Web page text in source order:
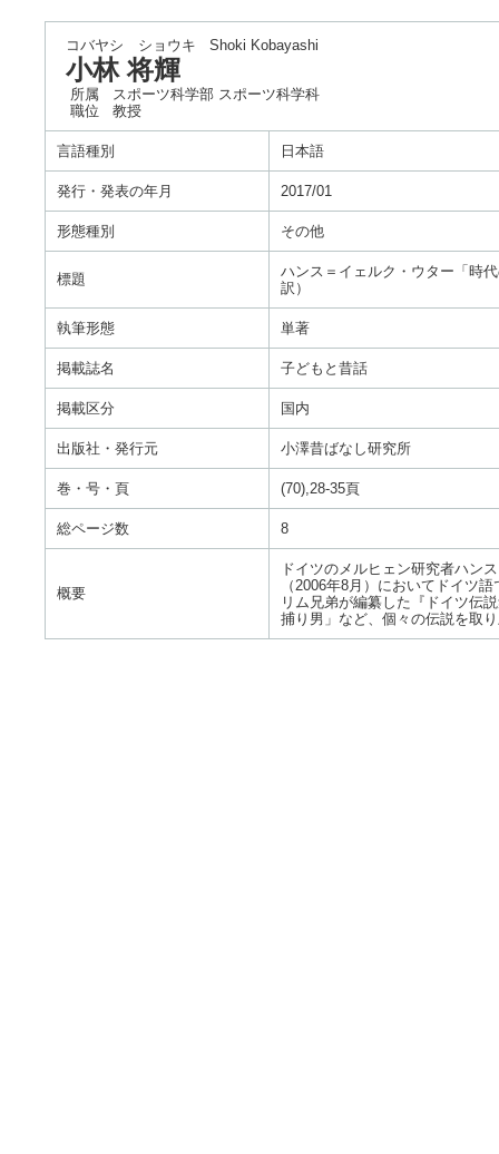
コバヤシ ショウキ Shoki Kobayashi
小林 将輝
所属
スポーツ科学部 スポーツ科学科
職位
教授
言語種別 日本語
発行・発表の年月 2017/01
形態種別 その他
標題
ハンス＝イェルク・ウター「時
訳）
執筆形態 単著
掲載誌名 子どもと昔話
掲載区分 国内
出版社・発行元 小澤昔ばなし研究所
巻・号・頁 (70),28-35頁
総ページ数 8
概要
ドイツのメルヒェン研究者ハン
（2006年8月）においてドイツ
リム兄弟が編纂した『ドイツ伝
捕り男」など、個々の伝説を取